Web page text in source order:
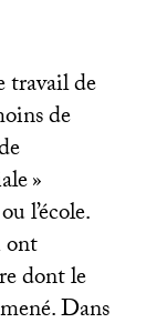
travail de
de
»
l’école.
ont
dont le
Dans